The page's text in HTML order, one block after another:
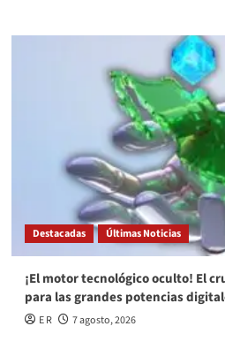
Destacadas Últimas Noticias
¡El motor tecnológico oculto! El
para las grandes potencias
E R 7 agosto, 2026